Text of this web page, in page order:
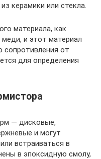
керамики или стекла.
материала, как
и этот материал
от
для определения
— дисковые,
и могут
встраиваться в
в эпоксидную смолу,